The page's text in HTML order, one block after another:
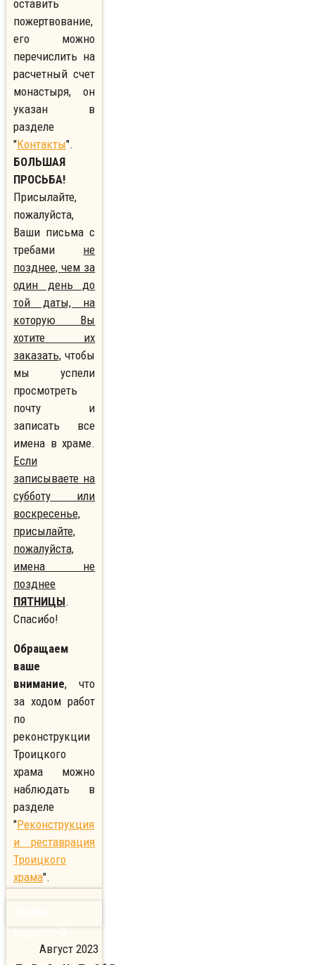
оставить
пожертвование,
его можно
перечислить на
расчетный счет
монастыря, он
указан в
разделе
"Контакты".
БОЛЬШАЯ
ПРОСЬБА!
Присылайте,
пожалуйста,
Ваши письма с
требами не
позднее, чем за
один день до
той даты, на
которую Вы
хотите их
заказать, чтобы
мы успели
просмотреть
почту и
записать все
имена в храме.
Если
записываете на
субботу или
воскресенье,
присылайте,
пожалуйста,
имена не
позднее
ПЯТНИЦЫ.
Спасибо!
Обращаем
ваше
внимание, что
за ходом работ
по
реконструкции
Троицкого
храма можно
наблюдать в
разделе
"Реконструкция
и реставрация
Троицкого
храма".
новостей
Август 2023